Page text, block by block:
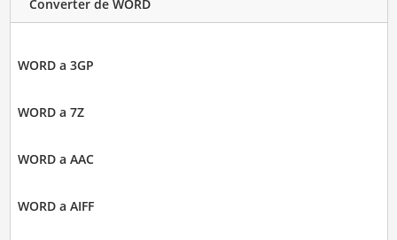
Converter de WORD
WORD a 3GP
WORD a 7Z
WORD a AAC
WORD a AIFF